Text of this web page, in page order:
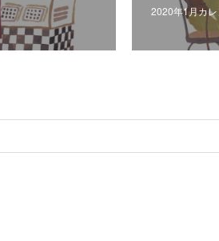
2020年1月カ